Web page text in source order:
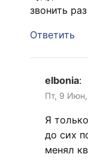
звонить
Ответить
elbonia:
Пт, 9
Я
до сих
менял